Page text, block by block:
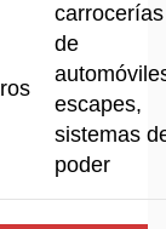
carrocerías
de
escapes,
sistemas
poder